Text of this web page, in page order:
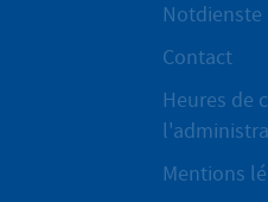
Notdienste
Contact
Heures de
Mentions